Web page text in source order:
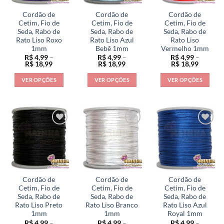
ser
escolhidas
na
página
do
produto
ser
escolhidas
na
página
do
produto
ser
escolhidas
na
página
do
produto
Cordão de
Cetim, Fio de
Seda, Rabo de
Rato Liso Roxo
1mm
R$4,99 –
R$ 18,99Faixa
preço:
R$ 4,99
através
VER OPÇÕES
tem
várias
variantes.
As
opções
podem
ser
escolhidas
na
página
do
Cordão de
Cetim, Fio de
Seda, Rabo de
Rato Liso Azul
Bebê 1mm
R$4,99 –
R$ 18,99Faixa
preço:
R$ 4,99
através
VER OPÇÕES
tem
várias
variantes.
As
opções
podem
ser
escolhidas
na
página
do
Cordão de
Cetim, Fio de
Seda, Rabo de
Rato Liso
Vermelho 1mm
R$4,99 –
R$ 18,99Faixa
preço:
R$ 4,99
através
VER OPÇÕES
tem
várias
variantes.
As
opções
podem
ser
escolhidas
na
página
do
Cordão de
Cetim, Fio de
Seda, Rabo de
Rato Liso Preto
1mm
Cordão de
Cetim, Fio de
Seda, Rabo de
Rato Liso Branco
1mm
Cordão de
Cetim, Fio de
Seda, Rabo de
Rato Liso Azul
Royal 1mm